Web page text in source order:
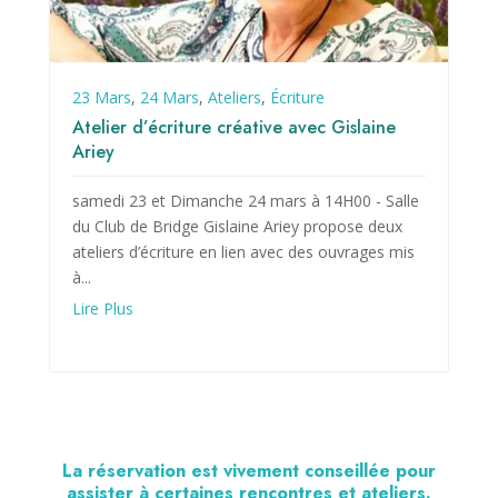
23 Mars, 24 Mars, Ateliers, Écriture
Atelier d’écriture créative avec Gislaine
Ariey
samedi 23 et Dimanche 24 mars à 14H00 - Salle
du Club de Bridge Gislaine Ariey propose deux
ateliers d’écriture en lien avec des ouvrages mis
à...
Lire Plus
La réservation est vivement conseillée pour
assister à certaines rencontres et ateliers.